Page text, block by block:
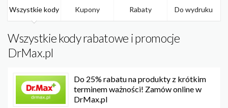
Wszystkie kody Kupony Rabaty Do wydruku
Wszystkie kody rabatowe i promocje
DrMax.pl
Do 25% rabatu na produkty z krótkim
terminem ważności! Zamów online w
DrMax.pl